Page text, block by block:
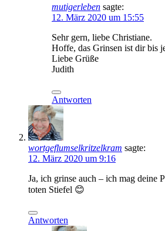
mutigerleben sagte:
12. März 2020 um 15:55
Sehr gern, liebe Christiane.
Hoffe, das Grinsen ist dir bis
Liebe Grüße
Judith
Antworten
wortgeflumselkritzelkram sagte:
12. März 2020 um 9:16
Ja, ich grinse auch – ich mag deine
toten Stiefel 😊
Antworten